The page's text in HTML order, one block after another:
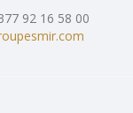
92 16 58 00